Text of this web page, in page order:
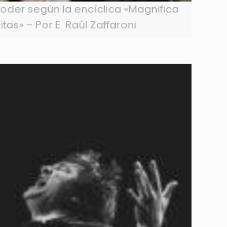
según la encíclica «Magnifica
– Por E. Raúl Zaffaroni